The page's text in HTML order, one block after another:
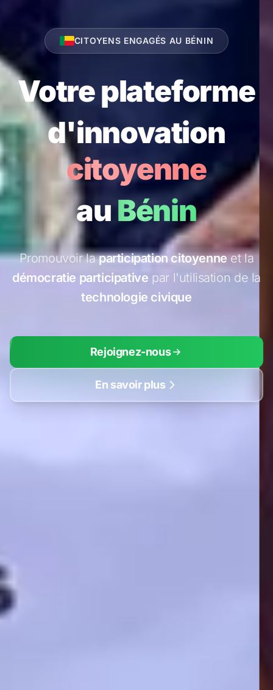
CITOYENS ENGAGÉS AU BÉNIN
Votre plateforme
d'innovation
citoyenne
au Bénin
Promouvoir laparticipation citoyenneet la
démocratie participative par l'utilisation de la
technologie civique
Rejoignez-nous
En savoir plus